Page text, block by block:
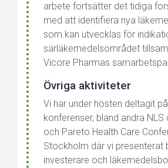
arbete fortsätter det tidiga
med att identifiera nya
som kan utvecklas för
särläkemedelsområdet
Vicore Pharmas
Övriga aktiviteter
Vi har under hösten deltagit
konferenser, bland andra
och Pareto Health Care
Stockholm där vi presenterat
investerare och